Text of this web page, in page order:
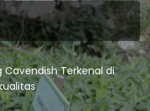
Cavendish Terkenal di